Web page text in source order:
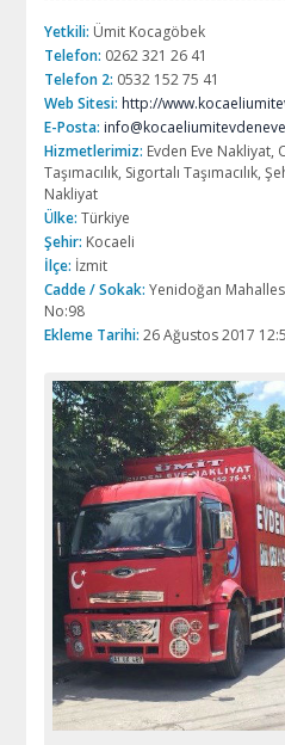
Yetkili: Ümit Kocagöbek
Telefon: 0262 321 26 41
Telefon 2: 0532 152 75 41
Web Sitesi: http://
E-Posta:
Hizmetlerimiz: Evden Eve Nakliyat,
Taşımacılık, Sigortalı Taşımacılık,
Nakliyat
Ülke: Türkiye
Şehir: Kocaeli
İlçe: İzmit
Cadde / Sokak: Yenidoğan
No:98
Ekleme Tarihi: 26 Ağustos 2017